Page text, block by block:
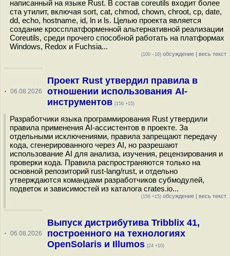
написанный на языке Rust. В состав coreutils входит более
ста утилит, включая sort, cat, chmod, chown, chroot, cp, date,
dd, echo, hostname, id, ln и ls. Целью проекта является
создание кроссплатформенной альтернативной реализации
Coreutils, среди прочего способной работать на платформах
Windows, Redox и Fuchsia...
(100 –16) обсуждение | весь текст
· 06.08.2026
Проект Rust утвердил правила в
отношении использования AI-
инструментов (156 +15)
Разработчики языка программирования Rust утвердили
правила применения AI-ассистентов в проекте. За
отдельными исключениями, правила запрещают передачу
кода, сгенерированного через AI, но разрешают
использование AI для анализа, изучения, рецензирования и
проверки кода. Правила распространяются только на
основной репозиторий rust-lang/rust, и отдельно
утверждаются командами разработчиков субмодулей,
подветок и зависимостей из каталога crates.io...
(156 +15) обсуждение | весь текст
· 06.08.2026
Выпуск дистрибутива Tribblix 41,
построенного на технологиях
OpenSolaris и Illumos (24 +10)